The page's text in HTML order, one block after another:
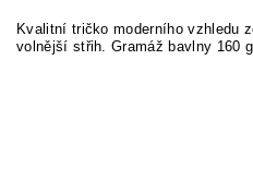
Kvalitní tričko moderního vzhledu
volnější střih. Gramáž bavlny 160 g/